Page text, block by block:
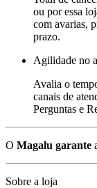
ou por essa
com avarias,
prazo.
Agilidade no
Avalia o
canais de
Perguntas e
O Magalu garante
Sobre a loja